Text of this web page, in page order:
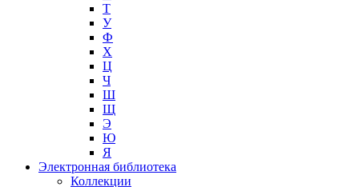
Т
У
Ф
Х
Ц
Ч
Ш
Щ
Э
Ю
Я
Электронная библиотека
Коллекции